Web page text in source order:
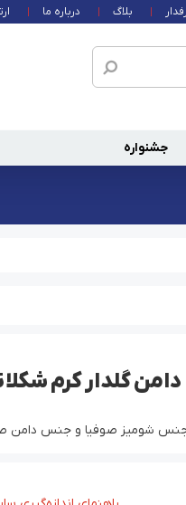
بلاگ درباره ما
جشنواره
گلدار کرم
جنس شومیز صوفیا و جنس دامن